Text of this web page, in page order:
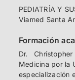
PEDIATRÍA Y
Viamed Santa
Formación
Dr.
Medicina por la
especialización